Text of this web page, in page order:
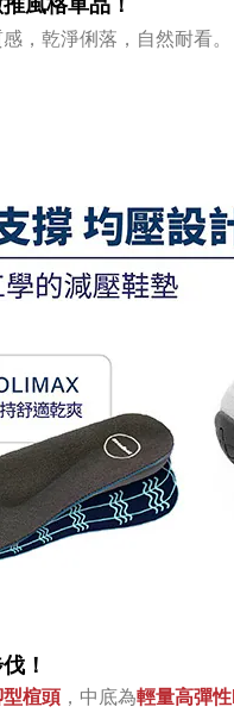
風格單品！
，乾淨俐落，自然耐看。
！
楦頭 ，中底為輕量高彈性